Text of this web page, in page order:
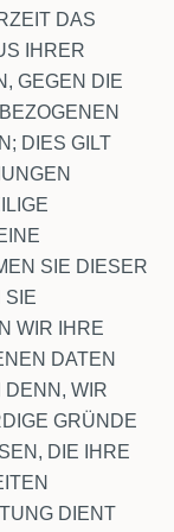
DAS
IHRER
GEGEN DIE
DIES GILT
SIE DIESER
SIE
WIR IHRE
DATEN
WIR
GRÜNDE
DIE IHRE
DIENT